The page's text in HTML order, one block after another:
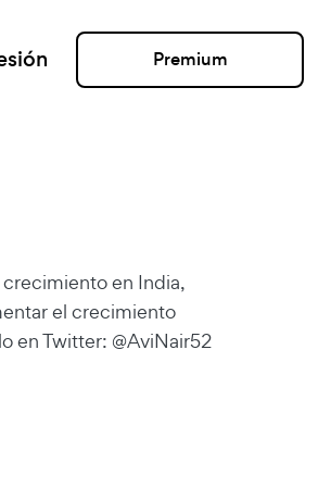
Premium
en India,
el crecimiento
en Twitter: @AviNair52